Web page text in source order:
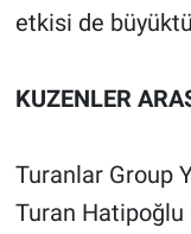
etkisi de
KUZENLER
Turanlar Group
Turan Hatipoğlu